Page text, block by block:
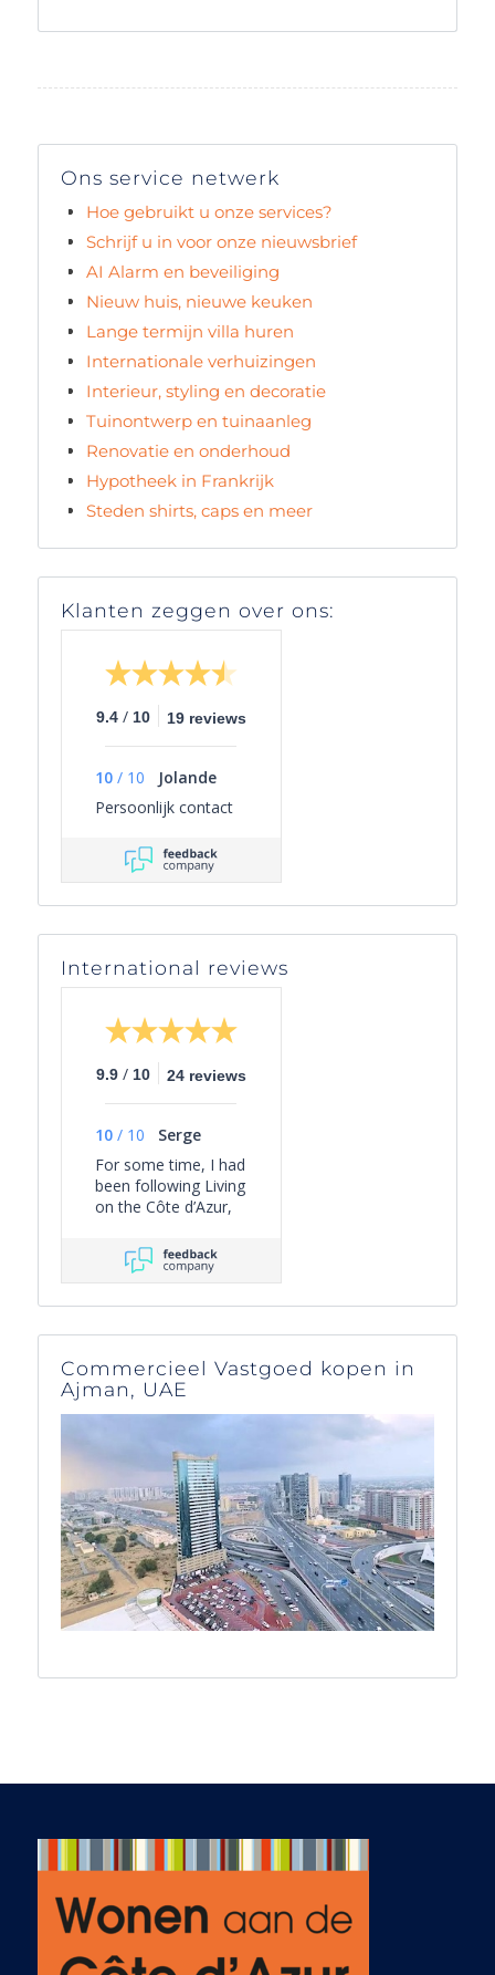
Ons service netwerk
Hoe gebruikt u onze services?
Schrijf u in voor onze nieuwsbrief
AI Alarm en beveiliging
Nieuw huis, nieuwe keuken
Lange termijn villa huren
Internationale verhuizingen
Interieur, styling en decoratie
Tuinontwerp en tuinaanleg
Renovatie en onderhoud
Hypotheek in Frankrijk
Steden shirts, caps en meer
Klanten zeggen over ons:
9.4 / 10 19 reviews
10 / 10
Jolande
Persoonlijk contact
International reviews
9.9 / 10 24 reviews
10 / 10
Serge
For some time, I had
been following Living
on the Côte d’Azur,
personal interest—
because it gives a
clear overview of the
current selection of
villas in the South of
they send out nice
periodic emails with
interesting facts
what there is to do.
A few months ago,
our family decided to
make a long-
cherished dream
come true: to
actively search for a
holiday home in the
Alpes-Maritimes. Our
about both the
his relaxed, friendly
manner instantly
We quickly knew he
Commercieel Vastgoed kopen in
Ajman, UAE